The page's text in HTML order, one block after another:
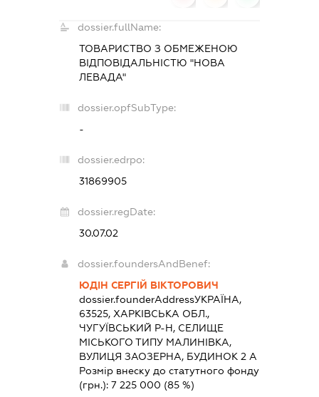
dossier.fullName:
ТОВАРИСТВО З ОБМЕЖЕНОЮ
ВІДПОВІДАЛЬНІСТЮ "НОВА
ЛЕВАДА"
dossier.opfSubType:
-
dossier.edrpo:
31869905
dossier.regDate:
30.07.02
dossier.foundersAndBenef:
ЮДІН СЕРГІЙ ВІКТОРОВИЧ
dossier.founderAddressУКРАЇНА,
63525, ХАРКІВСЬКА ОБЛ.,
ЧУГУЇВСЬКИЙ Р-Н, СЕЛИЩЕ
МІСЬКОГО ТИПУ МАЛИНІВКА,
ВУЛИЦЯ ЗАОЗЕРНА, БУДИНОК 2 А
Розмір внеску до статутного фонду
(грн.): 7 225 000 (85 %)